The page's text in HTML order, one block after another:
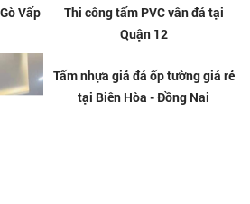
Vấp
Thi công tấm PVC vân đá tại
Quận 12